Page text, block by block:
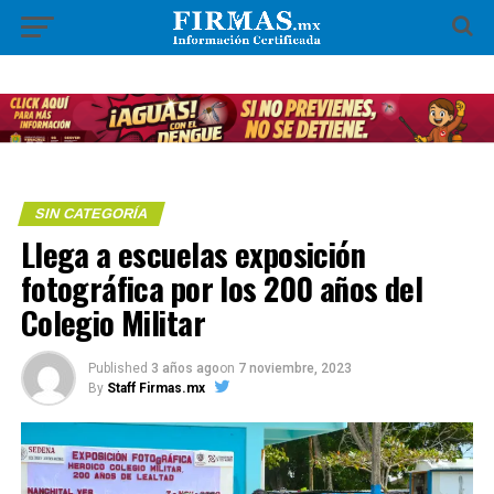
SIN CATEGORÍA
Llega a escuelas exposición
fotográfica por los 200 años del
Colegio Militar
Published 3 años agoon 7 noviembre, 2023
By Staff Firmas.mx